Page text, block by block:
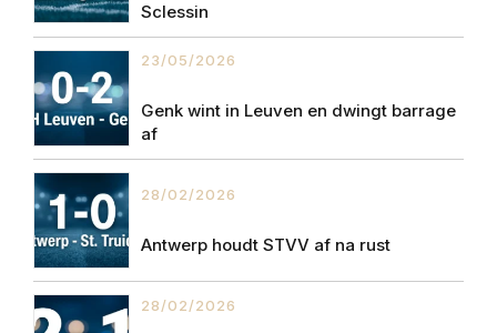
Sclessin
23/05/2026
Genk wint in Leuven en dwingt barrage
af
28/02/2026
Antwerp houdt STVV af na rust
28/02/2026